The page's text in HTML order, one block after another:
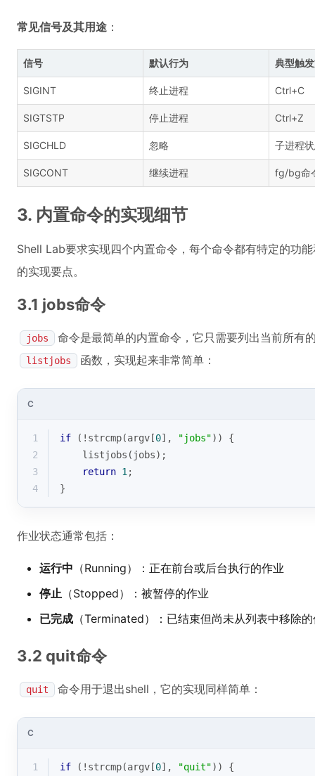
常见信号及其用途 ：
信号 默认行为 典型触
SIGINT 终止进程 Ctrl+C
SIGTSTP 停止进程 Ctrl+Z
SIGCHLD 忽略 子进程
SIGCONT 继续进程 fg/bg命
3. 内置命令的实现细节
Shell Lab要求实现四个内置命令，每个命令都有特定的功
的实现要点。
3.1 jobs命令
jobs 命令是最简单的内置命令，它只需要列出当前所有
listjobs 函数，实现起来非常简单：
C
1 if (! strcmp(argv[0], "jobs")) {
2
    listjobs(jobs);
3
return 1 ;
4
}
作业状态通常包括：
运行中 （Running）：正在前台或后台执行的作业
停止 （Stopped）：被暂停的作业
已完成 （Terminated）：已结束但尚未从列表中移除
3.2 quit命令
quit 命令用于退出shell，它的实现同样简单：
C
1 if (! strcmp(argv[0], "quit")) {